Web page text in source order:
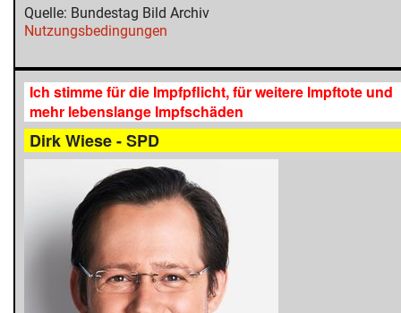
Quelle: Bundestag Bild Archiv
Nutzungsbedingungen
Ich stimme für die Impfpflicht, für weitere Impftote und
mehr lebenslange Impfschäden
Dirk Wiese - SPD